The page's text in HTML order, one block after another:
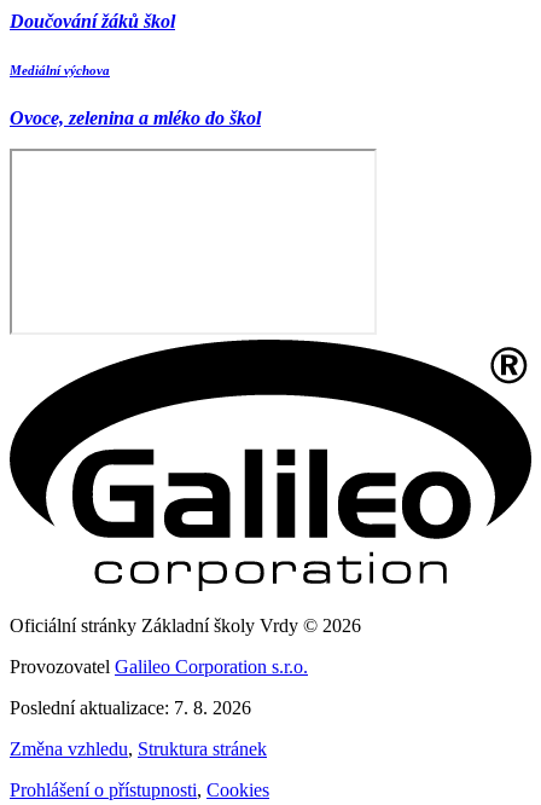
Doučování žáků škol
Mediální výchova
Ovoce, zelenina a mléko do škol
Oficiální stránky Základní školy Vrdy © 2026
Provozovatel Galileo Corporation s.r.o.
Poslední aktualizace: 7. 8. 2026
Změna vzhledu, Struktura stránek
Prohlášení o přístupnosti, Cookies